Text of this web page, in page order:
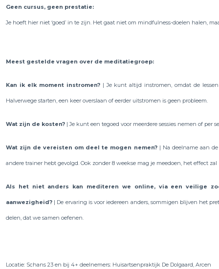
Geen cursus, geen prestatie:
Je hoeft hier niet ‘goed’ in te zijn. Het gaat niet om mindfulness-doelen halen,
Meest gestelde vragen over de meditatiegroep:
​Kan ik elk moment instromen?| Je kunt altijd instromen, omdat de
Halverwege starten, een keer overslaan of eerder uitstromen is geen probleem. ​
Wat zijn de kosten? | Je kunt een tegoed voor meerdere sessies nemen of per
Wat zijn de vereisten om deel te mogen nemen?| Na deelname aan
andere trainer hebt gevolgd. Ook zonder 8 weekse mag je meedoen, het effect
Als het niet anders kan mediteren we online, via een veilige
aanwezigheid? | De ervaring is voor iedereen anders, sommigen blijven het
delen, dat we samen oefenen.
Locatie: Schans 23 en bij 4+ deelnemers: Huisartsenpraktijk De Dolgaard, Arcen